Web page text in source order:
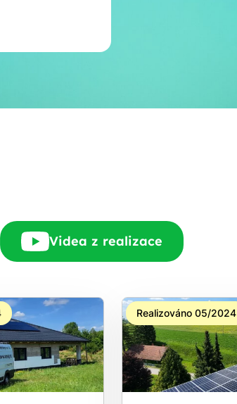
Videa z realizace
Realizováno 05/2024